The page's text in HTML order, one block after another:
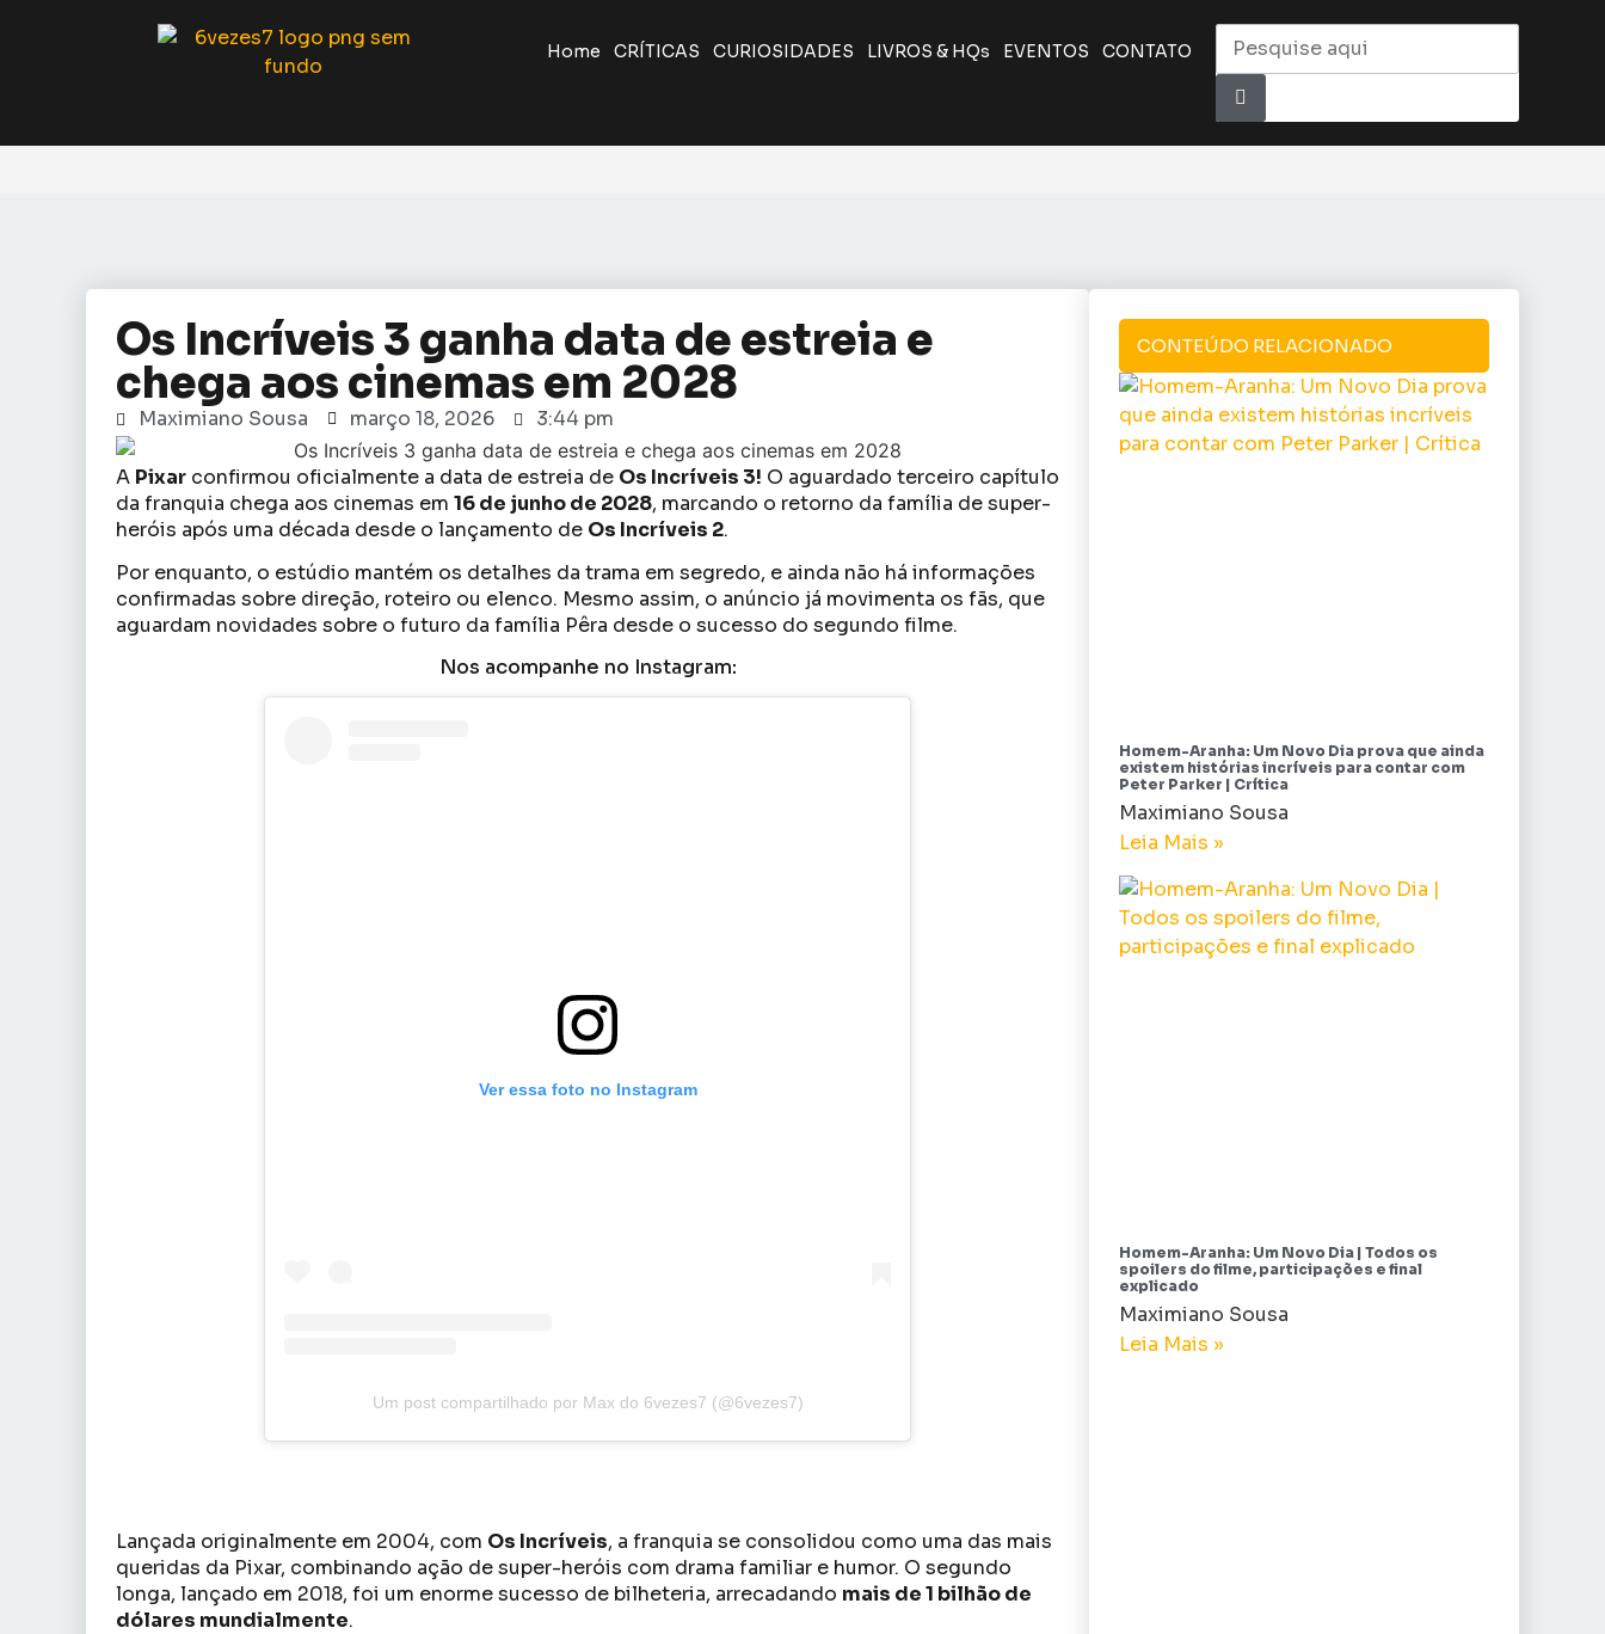
Home CRÍTICAS CURIOSIDADES LIVROS & HQs EVENTOS CONTATO
Os Incríveis 3 ganha data de estreia e
chega aos cinemas em 2028
Maximiano Sousa março 18, 2026 3:44 pm
A Pixar confirmou oficialmente a data de estreia de Os Incríveis 3! O aguardado terceiro capítulo
da franquia chega aos cinemas em 16 de junho de 2028, marcando o retorno da família de super-
heróis após uma década desde o lançamento de Os Incríveis 2.
Por enquanto, o estúdio mantém os detalhes da trama em segredo, e ainda não há informações
confirmadas sobre direção, roteiro ou elenco. Mesmo assim, o anúncio já movimenta os fãs, que
aguardam novidades sobre o futuro da família Pêra desde o sucesso do segundo filme.
Nos acompanhe no Instagram:
Ver essa foto no Instagram
Um post compartilhado por Max do 6vezes7 (@6vezes7)
Lançada originalmente em 2004, com Os Incríveis, a franquia se consolidou como uma das mais
queridas da Pixar, combinando ação de super-heróis com drama familiar e humor. O segundo
longa, lançado em 2018, foi um enorme sucesso de bilheteria, arrecadando mais de 1 bilhão de
dólares mundialmente.
CONTEÚDO RELACIONADO
Homem-Aranha: Um Novo Dia prova que ainda
existem histórias incríveis para contar com
Peter Parker | Crítica
Maximiano Sousa
Leia Mais »
Homem-Aranha: Um Novo Dia | Todos os
spoilers do filme, participações e final
explicado
Maximiano Sousa
Leia Mais »